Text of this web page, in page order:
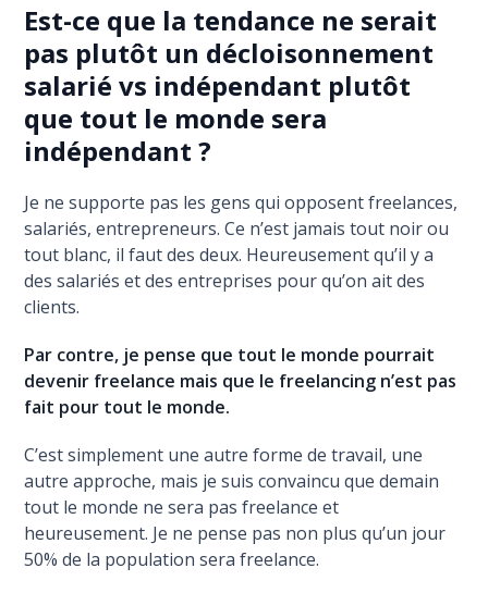
Est-ce que la tendance ne serait
pas plutôt un décloisonnement
salarié vs indépendant plutôt
que tout le monde sera
indépendant ?
Je ne supporte pas les gens qui opposent freelances,
salariés, entrepreneurs. Ce n’est jamais tout noir ou
tout blanc, il faut des deux. Heureusement qu’il y a
des salariés et des entreprises pour qu’on ait des
clients.
Par contre, je pense que tout le monde pourrait
devenir freelance mais que le freelancing n’est pas
fait pour tout le monde.
C’est simplement une autre forme de travail, une
autre approche, mais je suis convaincu que demain
tout le monde ne sera pas freelance et
heureusement. Je ne pense pas non plus qu’un jour
50% de la population sera freelance.